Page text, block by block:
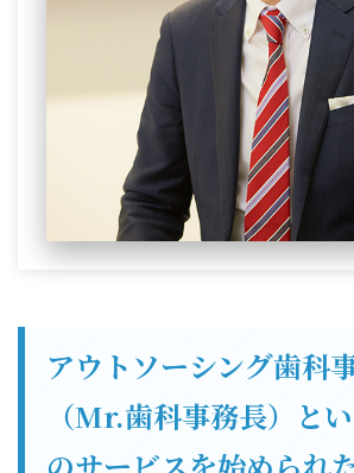
アウトソーシング歯科
（Mr.歯科事務長）と